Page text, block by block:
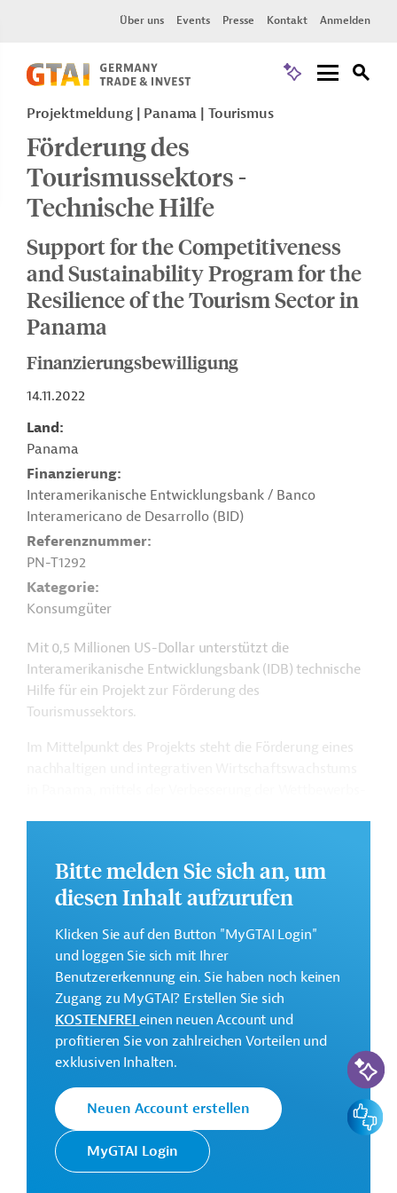
Über uns Events Presse Kontakt Anmelden
Projektmeldung Panama Tourismus
Förderung des
Tourismussektors -
Technische Hilfe
Support for the Competitiveness
and Sustainability Program for the
Resilience of the Tourism Sector in
Panama
Finanzierungsbewilligung
14.11.2022
Land
Panama
Finanzierung
Interamerikanische Entwicklungsbank / Banco
Interamericano de Desarrollo (BID)
Referenznummer
PN-T1292
Kategorie
Konsumgüter
Mit 0,5 Millionen US-Dollar unterstützt die
Interamerikanische Entwicklungsbank (IDB) technische
Hilfe für ein Projekt zur Förderung des
Tourismussektors.
Im Mittelpunkt des Projekts steht die Förderung eines
Entwicklungsprojekt finden Sie auf derWebseite der
und im Originaldokument, das zum Download
bereitsteht.
Gesamtkosten:
0,5 Millionen US-Dollar
Geberbeitrag:
0,5 Millionen US-Dollar (Zuschuss)
Kontaktadresse
Interamerikanische
Die IDB ist die wichtigste
multilaterale
Bitte melden Sie sich an, um
diesen Inhalt aufzurufen
Klicken Sie auf den Button "MyGTAI Login"
und loggen Sie sich mit Ihrer
Benutzererkennung ein. Sie haben noch keinen
Zugang zu MyGTAI? Erstellen Sie sich
KOSTENFREIeinen neuen Account und
profitieren Sie von zahlreichen Vorteilen und
exklusiven Inhalten.
Neuen Account erstellen
MyGTAI Login
KI-